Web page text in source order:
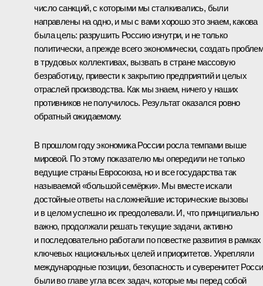
число санкций, с которыми мы сталкивались, были
направлены на одно, и мы с вами хорошо это знаем, какова
была цель: разрушить Россию изнутри, и не только
политически, а прежде всего экономически, создать
в трудовых коллективах, вызвать в стране массовую
безработицу, привести к закрытию предприятий и целых
отраслей производства. Как мы знаем, ничего у наших
противников не получилось. Результат оказался ровно
обратный ожидаемому.
В прошлом году экономика России росла темпами выше
мировой. По этому показателю мы опередили не только
ведущие страны Евросоюза, но и все государства так
называемой «большой семёрки». Мы вместе искали
достойные ответы на сложнейшие исторические вызовы
и в целом успешно их преодолевали. И, что принципиально
важно, продолжали решать текущие задачи, активно
и последовательно работали по повестке развития в рамках
ключевых национальных целей и приоритетов. Укрепляли
международные позиции, безопасность и суверенитет
были во главе угла всех задач, которые мы перед собой